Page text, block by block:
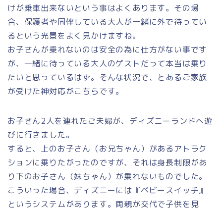
けが乗車出来ないという事はよくあります。その場
合、保護者や同伴している大人が一緒に外で待ってい
るという光景をよく見かけますね。
お子さんが乗れないのは安全の為に仕方がない事です
が、一緒に待っている大人のゲストだって本当は乗り
たいと思っているはず。そんな状況で、とあるご家族
が受けた神対応がこちらです。
お子さん2人を連れたご夫婦が、ディズニーランドへ遊
びに行きました。
すると、上のお子さん（お兄ちゃん）があるアトラク
ションに乗りたがったのですが、それは身長制限があ
り下のお子さん（妹ちゃん）が乗れないものでした。
こういった場合、ディズニーには『ベビースイッチ』
というシステムがあります。両親が交代で子供を見